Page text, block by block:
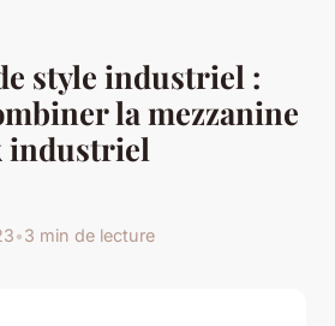
style industriel :
la mezzanine
industriel
•3 min de lecture